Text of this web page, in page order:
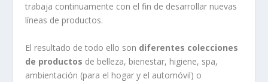
trabaja continuamente con el fin de desarrollar nuevas
líneas de productos.
El resultado de todo ello son diferentes colecciones
de productos de belleza, bienestar, higiene, spa,
ambientación (para el hogar y el automóvil) o